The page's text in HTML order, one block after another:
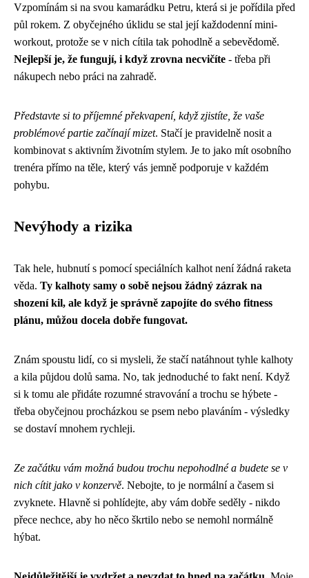
Vzpomínám si na svou kamarádku Petru, která si je pořídila před
půl rokem. Z obyčejného úklidu se stal její každodenní mini-
workout, protože se v nich cítila tak pohodlně a sebevědomě.
Nejlepší je, že fungují, i když zrovna necvičíte - třeba při
nákupech nebo práci na zahradě.
Představte si to příjemné překvapení, když zjistíte, že vaše
problémové partie začínají mizet. Stačí je pravidelně nosit a
kombinovat s aktivním životním stylem. Je to jako mít osobního
trenéra přímo na těle, který vás jemně podporuje v každém
pohybu.
Nevýhody a rizika
Tak hele, hubnutí s pomocí speciálních kalhot není žádná raketa
věda. Ty kalhoty samy o sobě nejsou žádný zázrak na
shození kil, ale když je správně zapojíte do svého fitness
plánu, můžou docela dobře fungovat.
Znám spoustu lidí, co si mysleli, že stačí natáhnout tyhle kalhoty
a kila půjdou dolů sama. No, tak jednoduché to fakt není. Když
si k tomu ale přidáte rozumné stravování a trochu se hýbete -
třeba obyčejnou procházkou se psem nebo plaváním - výsledky
se dostaví mnohem rychleji.
Ze začátku vám možná budou trochu nepohodlné a budete se v
nich cítit jako v konzervě. Nebojte, to je normální a časem si
zvyknete. Hlavně si pohlídejte, aby vám dobře seděly - nikdo
přece nechce, aby ho něco škrtilo nebo se nemohl normálně
hýbat.